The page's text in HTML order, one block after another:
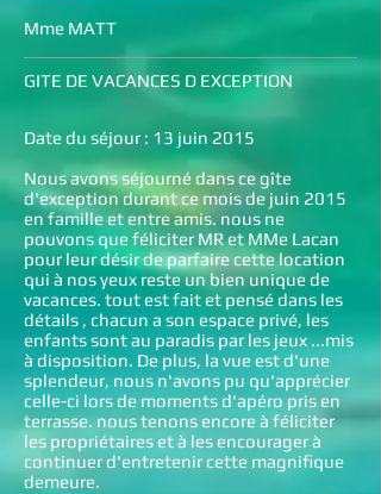
Mme MATT
GITE DE VACANCES D EXCEPTION
Date du séjour : 13 juin 2015
Nous avons séjourné dans ce gîte
d'exception durant ce mois de juin 2015
en famille et entre amis. nous ne
pouvons que féliciter MR et MMe Lacan
pour leur désir de parfaire cette location
qui à nos yeux reste un bien unique de
vacances. tout est fait et pensé dans les
détails , chacun a son espace privé, les
enfants sont au paradis par les jeux ...mis
à disposition. De plus, la vue est d'une
splendeur, nous n'avons pu qu'apprécier
celle-ci lors de moments d'apéro pris en
terrasse. nous tenons encore à féliciter
les propriétaires et à les encourager à
continuer d'entretenir cette magnifique
demeure.